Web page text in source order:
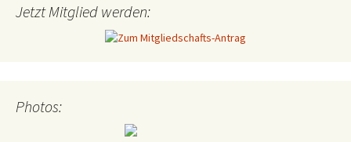
Jetzt Mitglied werden:
Photos: